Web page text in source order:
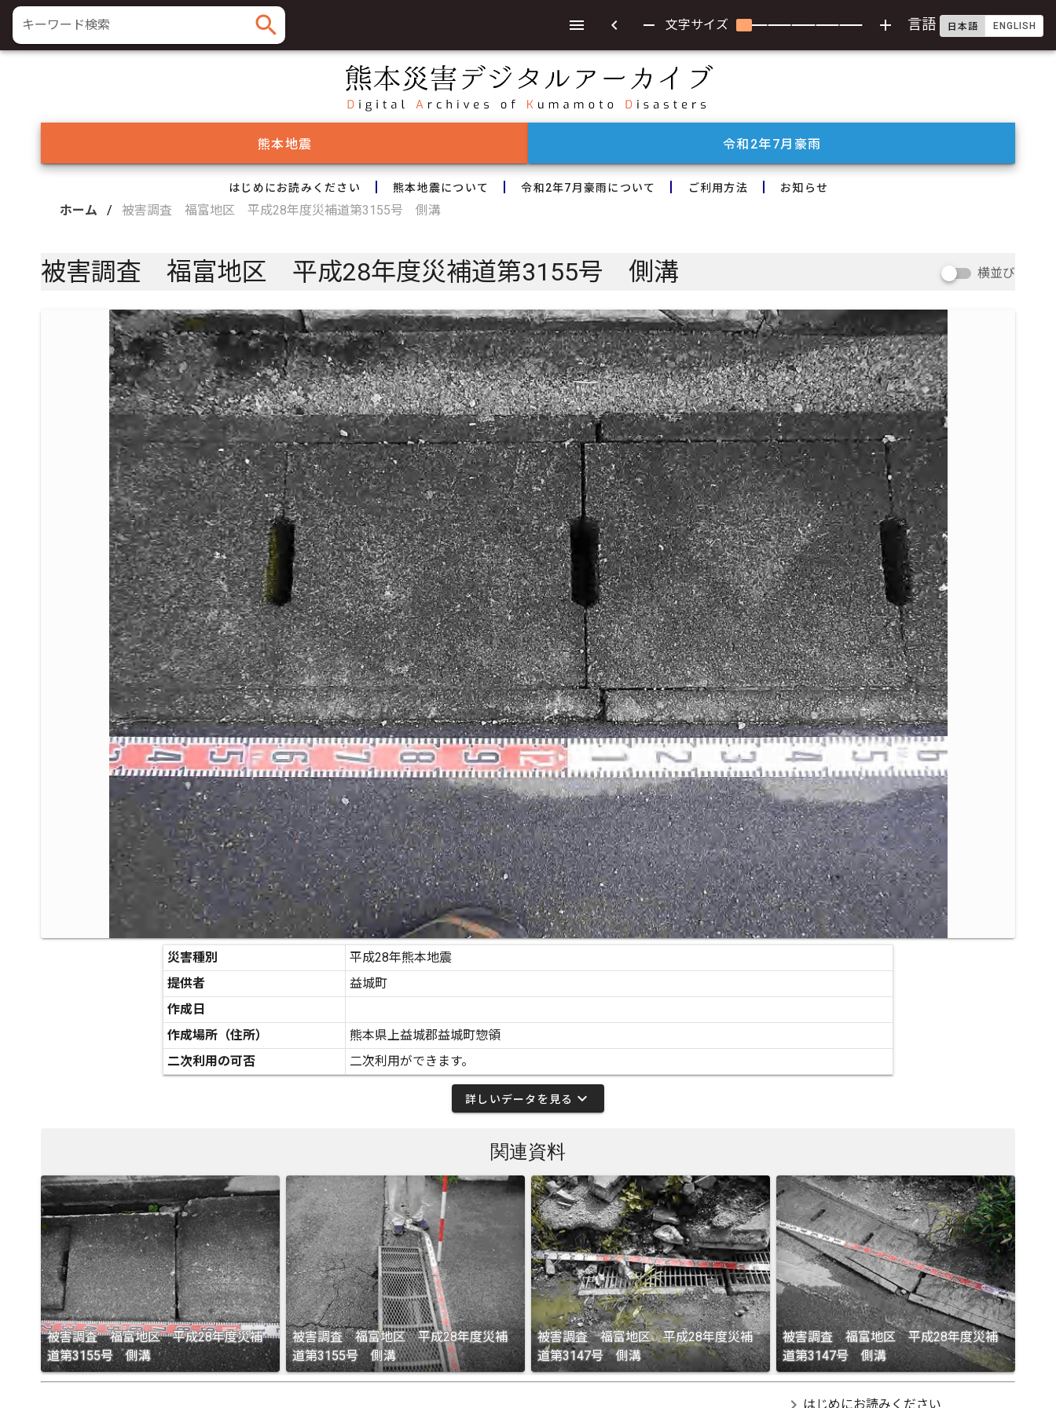
キーワード検索 search chevron_left remove 文字サイズ add 言語 日本語 ENGLISH
熊本地震 令和2年7月豪雨
はじめにお読みください 熊本地震について 令和2年7月豪雨について ご利用方法 お知らせ
ホーム / 被害調査 福富地区 平成28年度災補道第3155号 側溝
被害調査 福富地区 平成28年度災補道第3155号 側溝 横並び
災害種別
平成28年熊本地震
提供者
益城町
作成日
作成場所（住所）
熊本県上益城郡益城町惣領
二次利用の可否
二次利用ができます。
詳しいデータを見る expand_more
関連資料
被害調査 福富地区 平成28年度災補
道第3155号 側溝
被害調査 福富地区 平成28年度災補
道第3155号 側溝
被害調査 福富地区 平成28年度災補
道第3147号 側溝
被害調査 福富地区 平成28年度災補
道第3147号 側溝
はじめにお読みください